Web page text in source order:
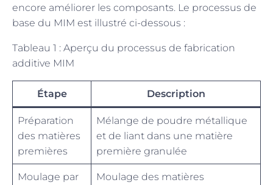
encore améliorer les composants. Le processus de
base du MIM est illustré ci-dessous :
Tableau 1 : Aperçu du processus de fabrication
additive MIM
Étape Description
Préparation
des matières
premières
Mélange de poudre métallique
et de liant dans une matière
première granulée
Moulage par
Moulage des matières